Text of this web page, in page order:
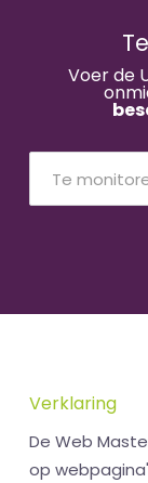
Voer de
Verklaring
De Web
op